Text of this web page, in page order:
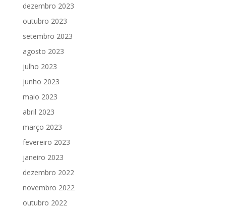
dezembro 2023
outubro 2023
setembro 2023
agosto 2023
julho 2023
junho 2023
maio 2023
abril 2023
março 2023
fevereiro 2023
janeiro 2023
dezembro 2022
novembro 2022
outubro 2022